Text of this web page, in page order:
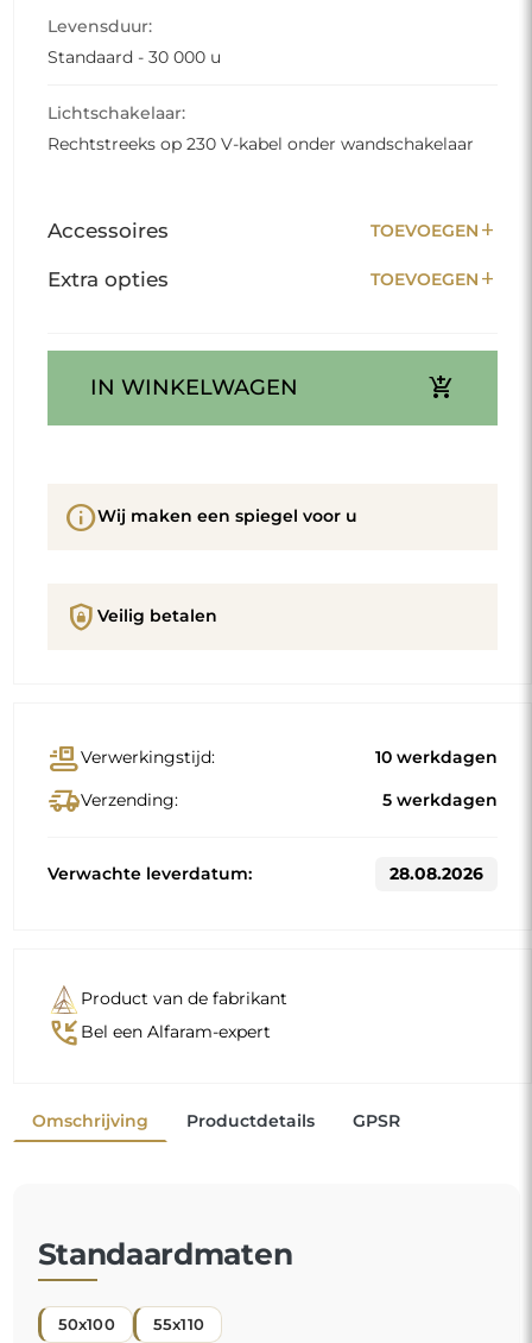
Levensduur:
Standaard - 30 000 u
Lichtschakelaar:
Rechtstreeks op 230 V-kabel onder wandschakelaar
Accessoires TOEVOEGEN add
Extra opties TOEVOEGEN add
IN WINKELWAGEN add_shopping_cart
infoWij maken een spiegel voor u
shield_lock Veilig betalen
conveyor_beltVerwerkingstijd: 10 werkdagen
delivery_truck_speedVerzending: 5 werkdagen
Verwachte leverdatum: 28.08.2026
Product van de fabrikant
phone_callback Bel een Alfaram-expert
Omschrijving Productdetails GPSR
Standaardmaten
50x100 55x110